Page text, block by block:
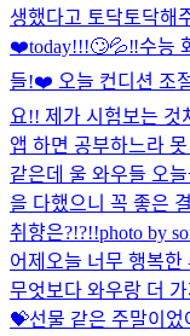
생했다고 토닥토닥해
❤️today!!!🙄💦‼️수능
들!❤️ 오늘 컨디션 조
요!! 제가 시험보는 것
앱 하면 공부하느라
같은데 울 와우들 오
을 다했으니 꼭 좋은
취향은?!?!!photo by
어제오늘 너무 행복한
무엇보다 와우랑 더
💝선물 같은 주말이